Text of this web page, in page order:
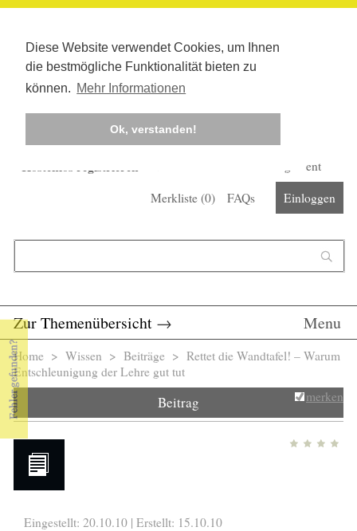
Diese Website verwendet Cookies, um Ihnen
die bestmögliche Funktionalität bieten zu
können. Mehr Informationen
Ok, verstanden!
Kostenlos registrieren
Corona-Management
Merkliste (0) FAQs Einloggen
Zur Themenübersicht → Menu
Sie sind hier
Home > Wissen > Beiträge > Rettet die Wandtafel! – Warum
Entschleunigung der Lehre gut tut
Beitrag merken
Eingestellt: 20.10.10 | Erstellt: 15.10.10